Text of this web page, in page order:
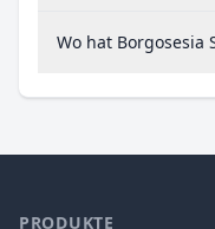
Wo hat Borgosesia
PRODUKTE